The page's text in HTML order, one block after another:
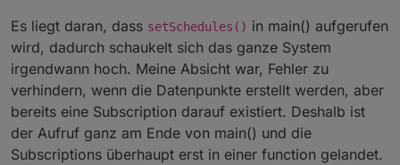
Es liegt daran, dass setSchedules() in main() aufgerufen
wird, dadurch schaukelt sich das ganze System
irgendwann hoch. Meine Absicht war, Fehler zu
verhindern, wenn die Datenpunkte erstellt werden, aber
bereits eine Subscription darauf existiert. Deshalb ist
der Aufruf ganz am Ende von main() und die
Subscriptions überhaupt erst in einer function gelandet.